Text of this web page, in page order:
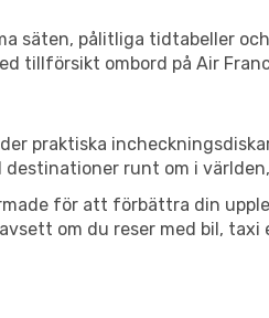
säten, pålitliga tidtabeller
tillförsikt ombord på Air
praktiska
runt om i
för att förbättra din
om du reser med bil, taxi